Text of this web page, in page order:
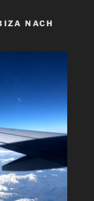
NACH